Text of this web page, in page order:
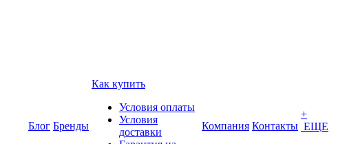
Блог Бренды
Как купить
Условия оплаты
Условия
доставки
Компания Контакты
+
ЕЩЕ